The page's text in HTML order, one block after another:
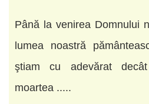
Până la venirea Domnului
lumea noastră
ştiam cu adevărat
moartea .....